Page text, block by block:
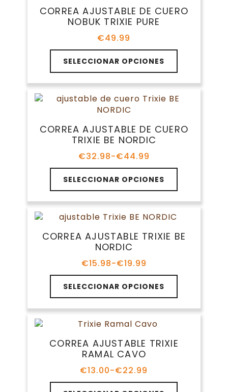
opciones
elegir
la
página
producto
CORREA AJUSTABLE DE CUERO
NOBUK TRIXIE PURE
€49.99
SELECCIONAR OPCIONES
Este
producto
tiene
múltiples
variantes.
se
pueden
en
página
de
producto
CORREA AJUSTABLE DE CUERO
TRIXIE BE NORDIC
€32.98-€44.99
Rango
de
precios:
desde
€32.98
hasta
€44.99
SELECCIONAR OPCIONES
Este
producto
tiene
múltiples
variantes.
opciones
pueden
elegir
la
página
producto
CORREA AJUSTABLE TRIXIE BE
NORDIC
€15.98-€19.99
Rango
de
precios:
desde
€15.98
hasta
€19.99
SELECCIONAR OPCIONES
Este
producto
tiene
múltiples
variantes.
opciones
pueden
elegir
CORREA AJUSTABLE TRIXIE
RAMAL CAVO
€13.00-€22.99
Rango
de
Este